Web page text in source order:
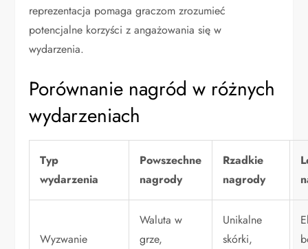
reprezentacja pomaga graczom zrozumieć
potencjalne korzyści z angażowania się w
wydarzenia.
Porównanie nagród w różnych
wydarzeniach
Typ
wydarzenia
Powszechne
nagrody
Rzadkie
nagrody
Wyzwanie
Waluta w
grze,
Unikalne
skórki,